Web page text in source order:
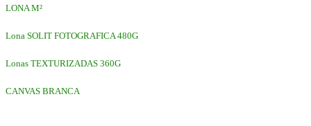
LONA M²
Lona SOLIT FOTOGRAFICA 480G
Lonas TEXTURIZADAS 360G
CANVAS BRANCA